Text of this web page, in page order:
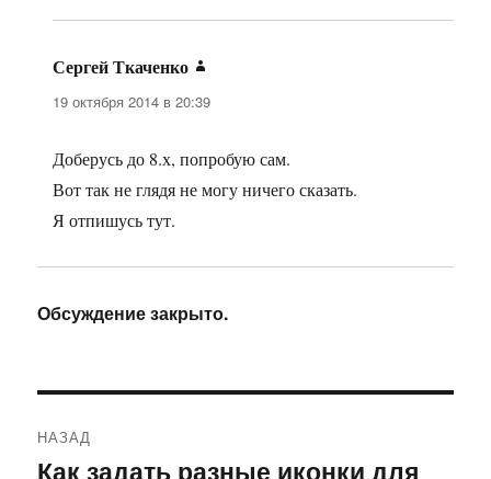
Сергей Ткаченко
19 октября 2014 в 20:39
Доберусь до 8.х, попробую сам.
Вот так не глядя не могу ничего сказать.
Я отпишусь тут.
Обсуждение закрыто.
по
НАЗАД
Предыдущая
Как задать разные иконки для